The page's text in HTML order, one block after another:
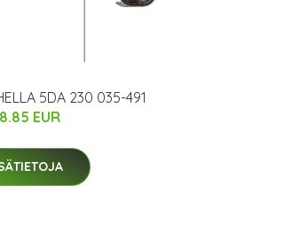
5DA 230 035-491
EUR